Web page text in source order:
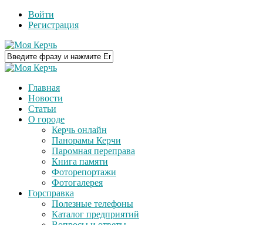
Войти
Регистрация
Главная
Новости
Статьи
О городе
Керчь онлайн
Панорамы Керчи
Паромная переправа
Книга памяти
Фоторепортажи
Фотогалерея
Горсправка
Полезные телефоны
Каталог предприятий